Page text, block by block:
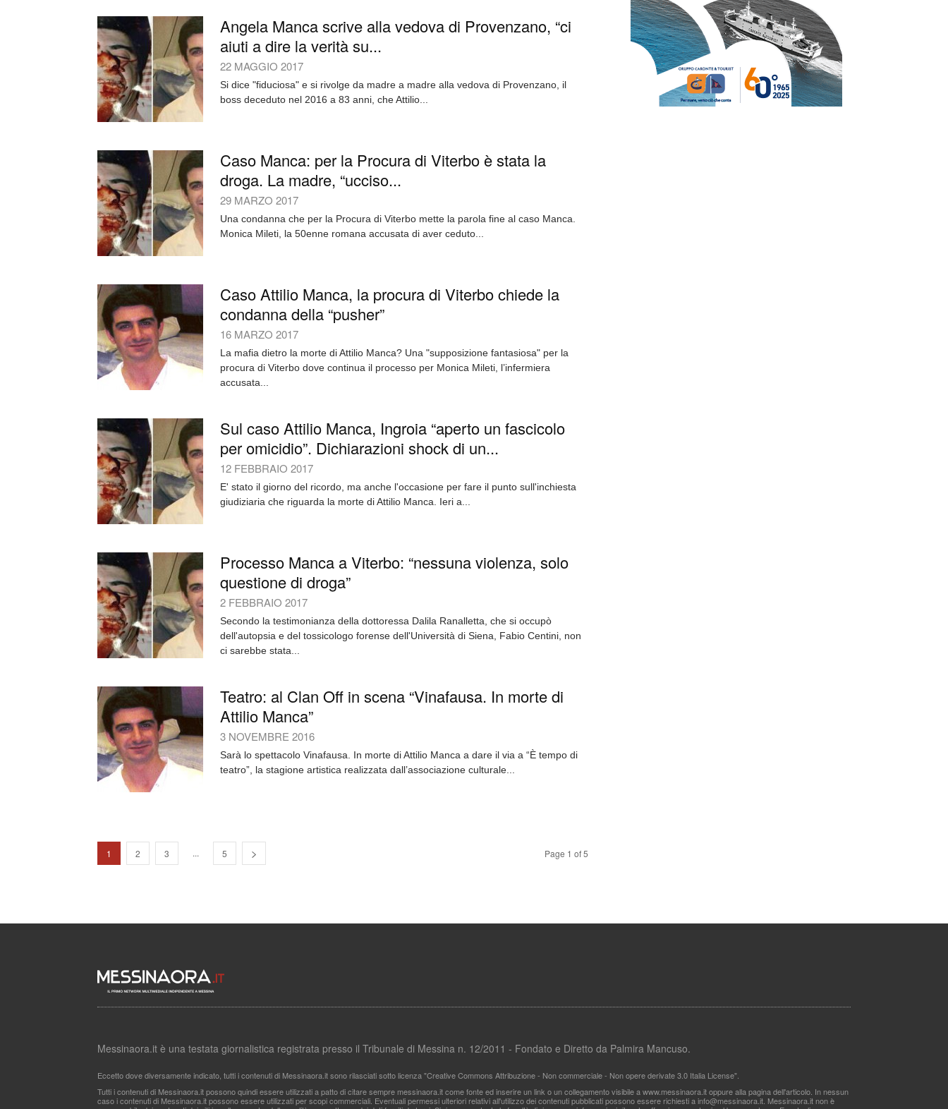
Angela Manca scrive alla vedova di Provenzano, “ci
aiuti a dire la verità su...
22 MAGGIO 2017
Si dice "fiduciosa" e si rivolge da madre a madre alla vedova di Provenzano, il
boss deceduto nel 2016 a 83 anni, che Attilio...
Caso Manca: per la Procura di Viterbo è stata la
droga. La madre, “ucciso...
29 MARZO 2017
Una condanna che per la Procura di Viterbo mette la parola fine al caso Manca.
Monica Mileti, la 50enne romana accusata di aver ceduto...
Caso Attilio Manca, la procura di Viterbo chiede la
condanna della “pusher”
16 MARZO 2017
La mafia dietro la morte di Attilio Manca? Una "supposizione fantasiosa" per la
procura di Viterbo dove continua il processo per Monica Mileti, l’infermiera
accusata...
Sul caso Attilio Manca, Ingroia “aperto un fascicolo
per omicidio”. Dichiarazioni shock di un...
12 FEBBRAIO 2017
E' stato il giorno del ricordo, ma anche l'occasione per fare il punto sull'inchiesta
giudiziaria che riguarda la morte di Attilio Manca. Ieri a...
Processo Manca a Viterbo: “nessuna violenza, solo
questione di droga”
2 FEBBRAIO 2017
Secondo la testimonianza della dottoressa Dalila Ranalletta, che si occupò
dell'autopsia e del tossicologo forense dell'Università di Siena, Fabio Centini, non
ci sarebbe stata...
Teatro: al Clan Off in scena “Vinafausa. In morte di
Attilio Manca”
3 NOVEMBRE 2016
Sarà lo spettacolo Vinafausa. In morte di Attilio Manca a dare il via a “È tempo di
teatro”, la stagione artistica realizzata dall’associazione culturale...
1 2 3 ... 5 Page 1 of 5
Messinaora.it è una testata giornalistica registrata presso il Tribunale di Messina n. 12/2011 - Fondato e Diretto da Palmira Mancuso.
Eccetto dove diversamente indicato, tutti i contenuti di Messinaora.it sono rilasciati sotto licenza "Creative Commons Attribuzione - Non commerciale - Non opere derivate 3.0 Italia License".
Tutti i contenuti di Messinaora.it possono quindi essere utilizzati a patto di citare sempre messinaora.it come fonte ed inserire un link o un collegamento visibile a www.messinaora.it oppure alla pagina dell'articolo. In nessun
caso i contenuti di Messinaora.it possono essere utilizzati per scopi commerciali. Eventuali permessi ulteriori relativi all'utilizzo dei contenuti pubblicati possono essere richiesti ainfo@messinaora.it . Messinaora.it non è